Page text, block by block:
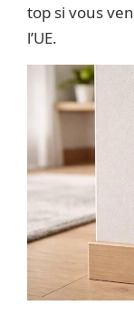
top si vous
l’UE.